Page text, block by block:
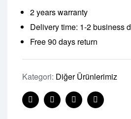
2 years warranty
Delivery time: 1-2 business
Free 90 days return
Kategori: Diğer Ürünlerimiz
FacebookTwitterLinkedinPinterest